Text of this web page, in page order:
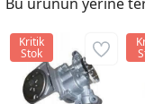
Kritik
Stok